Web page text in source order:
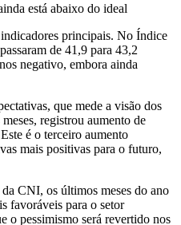
está abaixo do ideal
principais. No Índice
de 41,9 para 43,2
negativo, embora ainda
que mede a visão dos
registrou aumento de
é o terceiro aumento
mais positivas para o futuro,
CNI, os últimos meses do ano
favoráveis para o setor
o pessimismo será revertido nos